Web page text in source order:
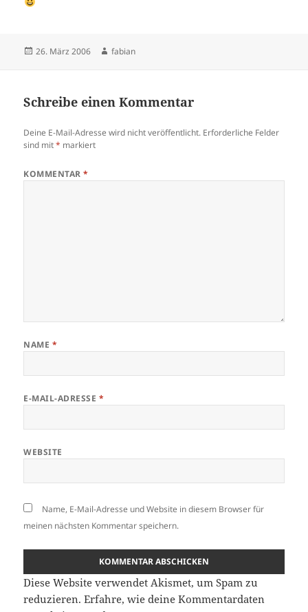
Veröffentlicht
26. März 2006 Autor
fabian
Schreibe einen Kommentar
Deine E-Mail-Adresse wird nicht veröffentlicht. Erforderliche Felder
sind mit* markiert
KOMMENTAR*
NAME *
E-MAIL-ADRESSE *
WEBSITE
Name, E-Mail-Adresse und Website in diesem Browser für
meinen nächsten Kommentar speichern.
Diese Website verwendet Akismet, um Spam zu
reduzieren.Erfahre, wie deine Kommentardaten